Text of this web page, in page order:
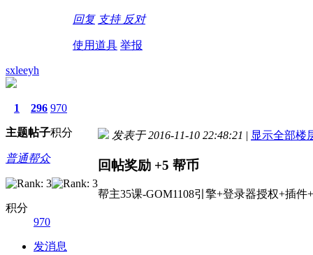
回复 支持 反对
使用道具 举报
sxleeyh
1
主题
296
帖子
970
积分
普通帮众
积分
970
发消息
发表于 2016-11-10 22:48:21 | 显示全部楼
回帖奖励 +5 帮币
帮主35课-GOM1108引擎+登录器授权+插件